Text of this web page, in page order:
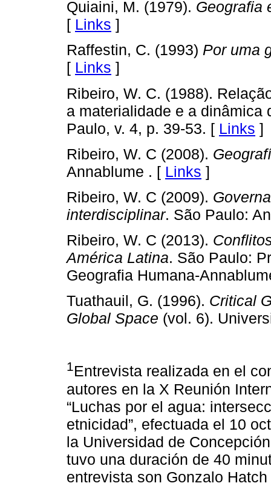
Quiaini, M. (1979). Geografia
[ Links ]
Raffestin, C. (1993) Por uma
[ Links ]
Ribeiro, W. C. (1988).
a materialidade e a
Paulo, v. 4, p. 39-53. [ Links ]
Ribeiro, W. C (2008).
Annablume . [ Links ]
Ribeiro, W. C (2009).
interdisciplinar. São Paulo:
Ribeiro, W. C (2013).
América Latina. São Paulo:
Geografia Humana-
Tuathauil, G. (1996). Critical
Global Space (vol. 6).
1Entrevista realizada en el
autores en la X Reunión
“Luchas por el agua:
etnicidad”, efectuada el 10
la Universidad de
tuvo una duración de 40
entrevista son Gonzalo